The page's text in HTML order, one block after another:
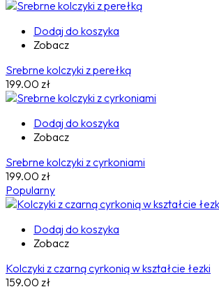
Dodaj do koszyka
Zobacz
Srebrne kolczyki z perełką
199.00 zł
Dodaj do koszyka
Zobacz
Srebrne kolczyki z cyrkoniami
199.00 zł
Popularny
Dodaj do koszyka
Zobacz
Kolczyki z czarną cyrkonią w kształcie łezki
159.00 zł